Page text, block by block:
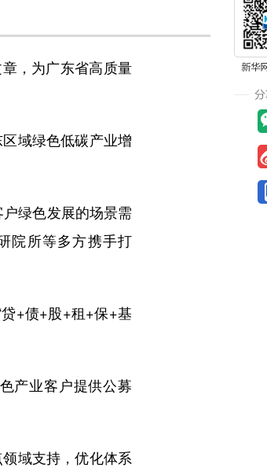
，为广东省高质量
域绿色低碳产业增
绿色发展的场景需
院所等多方携手打
+债+股+租+保+基
产业客户提供公募
域支持，优化体系